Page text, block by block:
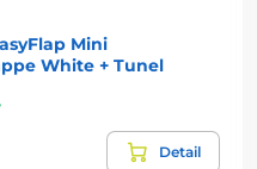
Mini
White + Tunel
Detail